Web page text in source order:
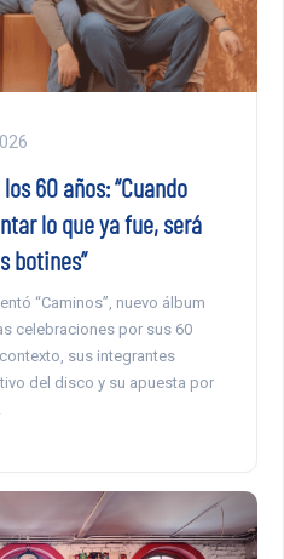
60 años: “Cuando
lo que ya fue, será
botines”
“Caminos”, nuevo álbum
celebraciones por sus 60
sus integrantes
del disco y su apuesta por